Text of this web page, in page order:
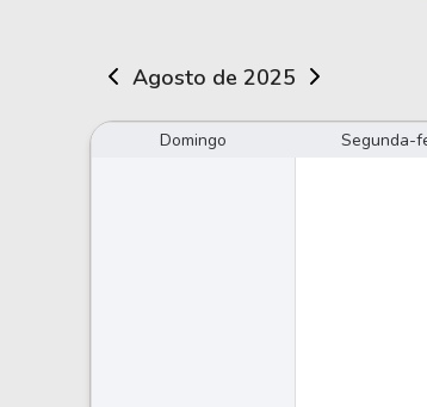
Taesa
Itausa
RECR11
Agosto de 2025
Domingo Segunda-